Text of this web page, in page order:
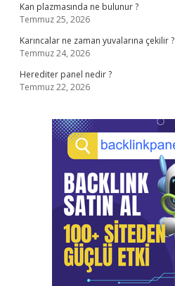
Kan plazmasında ne bulunur ?
Temmuz 25, 2026
Karıncalar ne zaman yuvalarına çekilir ?
Temmuz 24, 2026
Herediter panel nedir ?
Temmuz 22, 2026